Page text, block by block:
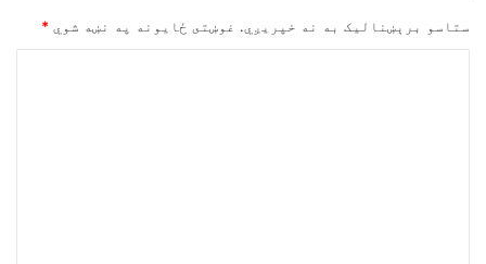
ستاسو برېښناليک به نه خپريږي. غوښتى ځایونه په نښه شوي *